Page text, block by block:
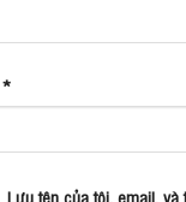
*
Lưu tên của tôi, email, và